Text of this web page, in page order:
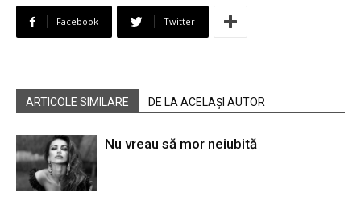
Facebook Twitter
ARTICOLE SIMILARE DE LA ACELAȘI AUTOR
Nu vreau să mor neiubită